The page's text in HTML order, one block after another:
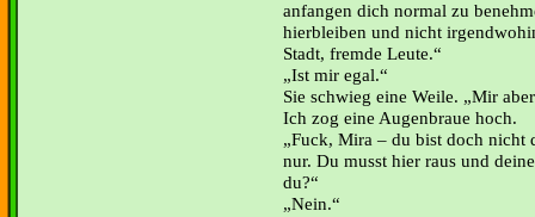
anfangen dich normal zu
hierbleiben und nicht
Stadt, fremde Leute.“
Ist mir egal.“
Sie schwieg eine Weile. „Mir
Ich zog eine Augenbraue hoch.
Fuck, Mira – du bist doch nicht
nur. Du musst hier raus und
du?“
Nein.“